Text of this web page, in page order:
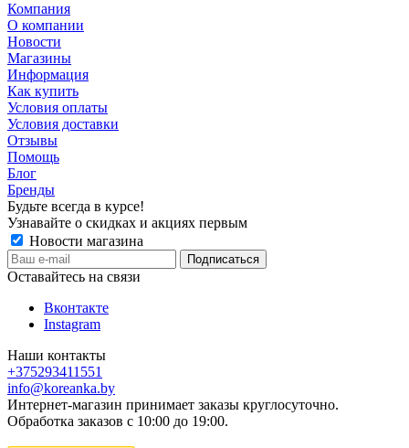
Компания
О компании
Новости
Магазины
Информация
Как купить
Условия оплаты
Условия доставки
Отзывы
Помощь
Блог
Бренды
Будьте всегда в курсе!
Узнавайте о скидках и акциях первым
Новости магазина
Оставайтесь на связи
Вконтакте
Instagram
Наши контакты
+375293411551
info@koreanka.by
Интернет-магазин принимает заказы круглосуточно.
Обработка заказов с 10:00 до 19:00.